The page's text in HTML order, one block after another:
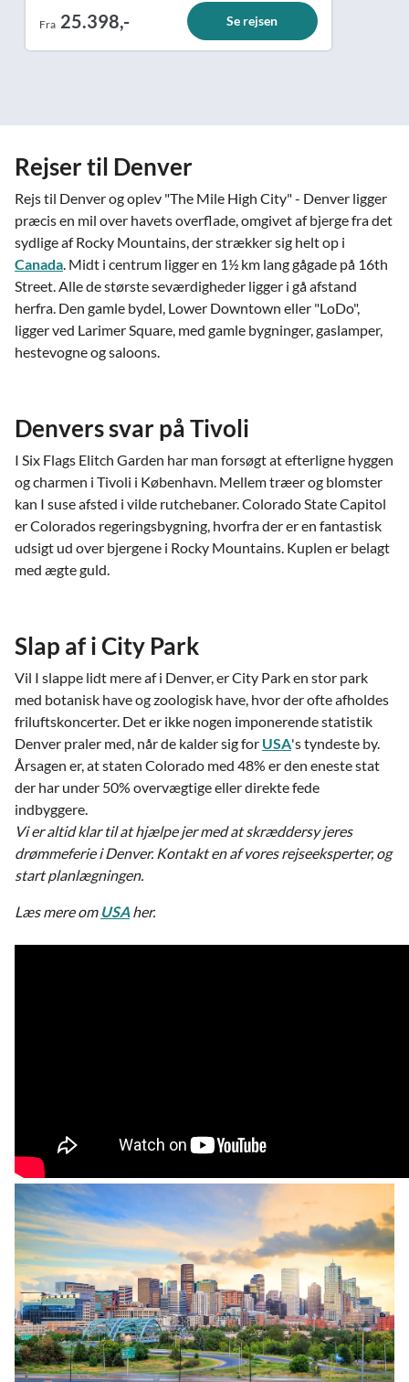
Fra 25.398,- Se rejsen
Rejser til Denver
Rejs til Denver og oplev "The Mile High City" - Denver ligger
præcis en mil over havets overflade, omgivet af bjerge fra det
sydlige af Rocky Mountains, der strækker sig helt op i
Canada. Midt i centrum ligger en 1½ km lang gågade på 16th
Street. Alle de største seværdigheder ligger i gå afstand
herfra. Den gamle bydel, Lower Downtown eller "LoDo",
ligger ved Larimer Square, med gamle bygninger, gaslamper,
hestevogne og saloons.
Denvers svar på Tivoli
I Six Flags Elitch Garden har man forsøgt at efterligne hyggen
og charmen i Tivoli i København. Mellem træer og blomster
kan I suse afsted i vilde rutchebaner. Colorado State Capitol
er Colorados regeringsbygning, hvorfra der er en fantastisk
udsigt ud over bjergene i Rocky Mountains. Kuplen er belagt
med ægte guld.
Slap af i City Park
Vil I slappe lidt mere af i Denver, er City Park en stor park
med botanisk have og zoologisk have, hvor der ofte afholdes
friluftskoncerter. Det er ikke nogen imponerende statistik
Denver praler med, når de kalder sig for USA's tyndeste by.
Årsagen er, at staten Colorado med 48% er den eneste stat
der har under 50% overvægtige eller direkte fede
indbyggere.
Vi er altid klar til at hjælpe jer med at skræddersy jeres
drømmeferie i Denver. Kontakt en af vores rejseeksperter, og
start planlægningen.
Læs mere om USAher.